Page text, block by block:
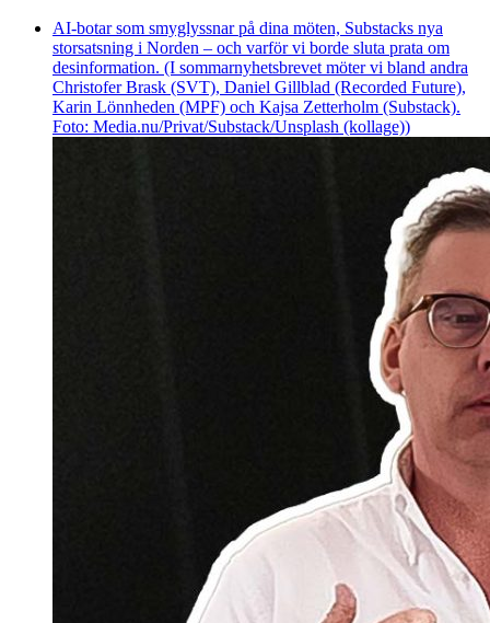
AI-botar som smyglyssnar på dina möten, Substacks nya
storsatsning i Norden – och varför vi borde sluta prata om
desinformation. (I sommarnyhetsbrevet möter vi bland andra
Christofer Brask (SVT), Daniel Gillblad (Recorded Future),
Karin Lönnheden (MPF) och Kajsa Zetterholm (Substack).
Foto: Media.nu/Privat/Substack/Unsplash (kollage))